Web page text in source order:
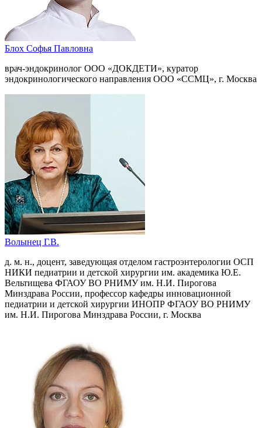
Блох Софья Павловна
врач-эндокринолог ООО «ДОКДЕТИ», куратор
эндокринологического направления ООО «ССМЦ», г. Москва
Волынец Г.В.
д. м. н., доцент, заведующая отделом гастроэнтерологии ОСП
НИКИ педиатрии и детской хирургии им. академика Ю.Е.
Вельтищева ФГАОУ ВО РНИМУ им. Н.И. Пирогова
Минздрава России, профессор кафедры инновационной
педиатрии и детской хирургии ИНОПР ФГАОУ ВО РНИМУ
им. Н.И. Пирогова Минздрава России, г. Москва